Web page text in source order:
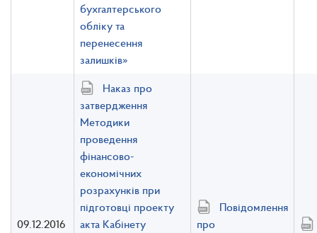
бухгалтерського
обліку та
перенесення
залишків»
09.12.2016
Наказ про
затвердження
Методики
проведення
фінансово-
економічних
розрахунків при
підготовці проекту
акта Кабінету
Повідомлення
про